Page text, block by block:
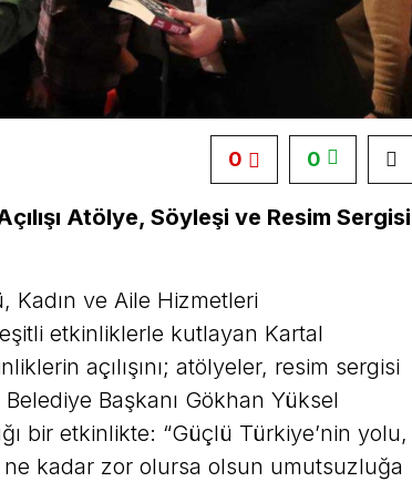
0
0
Atölye, Söyleşi ve Resim Sergisi
Kadın ve Aile Hizmetleri
etkinliklerle kutlayan Kartal
açılışını; atölyeler, resim sergisi
Başkanı Gökhan Yüksel
bir etkinlikte: “Güçlü Türkiye’nin yolu,
kadar zor olursa olsun umutsuzluğa